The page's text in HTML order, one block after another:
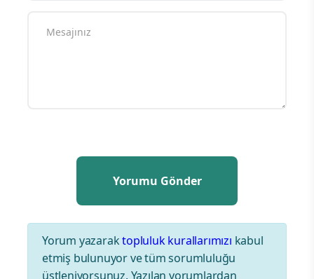
Yorum yazaraktopluluk kurallarımızı kabul
etmiş bulunuyor ve tüm sorumluluğu
üstleniyorsunuz. Yazılan yorumlardan